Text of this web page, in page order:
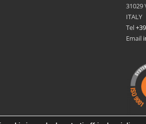
31029
ITALY
Tel
Email